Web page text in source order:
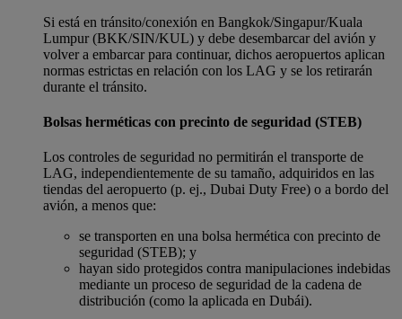
Si está en tránsito/conexión en Bangkok/Singapur/Kuala
Lumpur (BKK/SIN/KUL) y debe desembarcar del avión y
volver a embarcar para continuar, dichos aeropuertos aplican
normas estrictas en relación con los LAG y se los retirarán
durante el tránsito.
Bolsas herméticas con precinto de seguridad (STEB)
Los controles de seguridad no permitirán el transporte de
LAG, independientemente de su tamaño, adquiridos en las
tiendas del aeropuerto (p. ej., Dubai Duty Free) o a bordo del
avión, a menos que:
se transporten en una bolsa hermética con precinto de
seguridad (STEB); y
hayan sido protegidos contra manipulaciones indebidas
mediante un proceso de seguridad de la cadena de
distribución (como la aplicada en Dubái).